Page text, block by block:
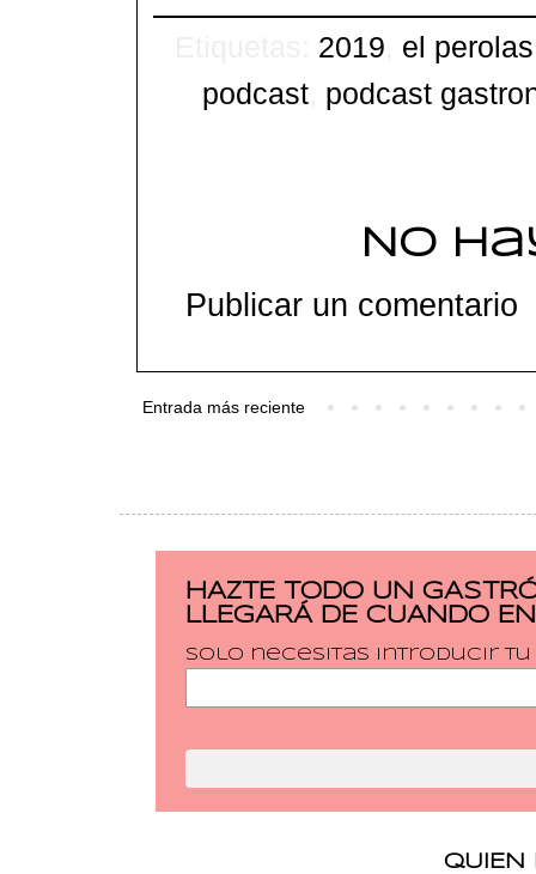
2019 el perolas
podcast podcast
No
Publicar un comentario
Entrada más reciente
HAZTE TODO UN
LLEGARÁ DE CUANDO
Solo necesitas introducir
QUIEN